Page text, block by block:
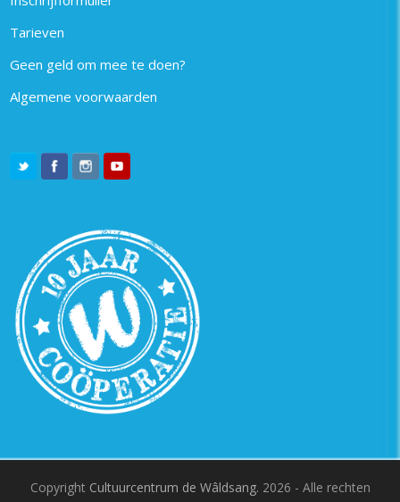
Tarieven
Geen geld om mee te doen?
Algemene voorwaarden
Copyright Cultuurcentrum de Wâldsang. 2026 - Alle rechten